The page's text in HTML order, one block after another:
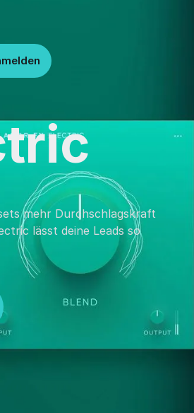
mehr Durchschlagskraft
lässt deine Leads so